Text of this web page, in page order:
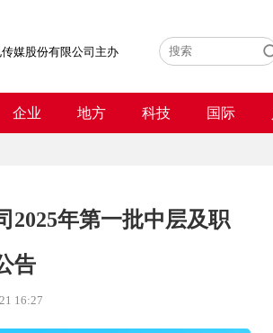
媒股份有限公司主办
企业 地方 科技 国际
2025年第一批中层及职
告
16:27